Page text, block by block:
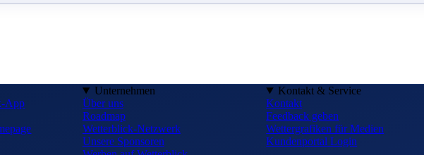
App
Unternehmen
Über uns
Roadmap
Wetterblick-Netzwerk
Unsere Sponsoren
Kontakt & Service
Kontakt
Feedback geben
Wettergrafiken für Medien
Kundenportal Login